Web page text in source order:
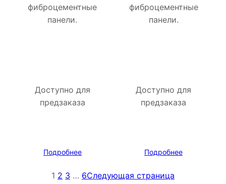
фиброцементные
панели.
Доступно для
предзаказа
Подробнее
фиброцементные
панели.
Доступно для
предзаказа
Подробнее
1 2 3 … 6Следующая страница